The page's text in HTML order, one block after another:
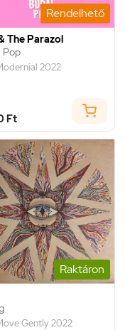
Rendelhető
The Parazol
Pop
2022
Ft
Raktáron
Gently 2022